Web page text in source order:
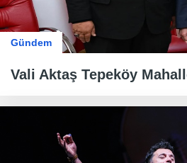
Gündem
Vali Aktaş Tepeköy